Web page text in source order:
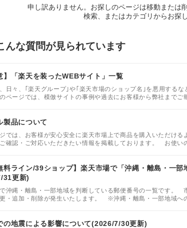
申し訳ありません。お探しのページは移動または
検索、またはカテゴリからお探
んな質問が見られています
】「楽天を装ったWEBサイト」一覧
日々、｢楽天グループ｣や｢楽天市場のショップ名｣を悪用する
ージでは、模倣サイトの事例や過去にお客様から弊社までご
製品について
では、お客様が安心安全に楽天市場上で商品を購入いただけ
確認・ご対応いただきたい情報を掲載しております。 お使い
料ライン/39ショップ】楽天市場で「沖縄・離島・一
31更新)
沖縄・離島・一部地域を判断している郵便番号の一覧です。
・追加・削除が発生いたします。 ※沖縄・離島・一部地域へ
の地震による影響について(2026/7/30更新)